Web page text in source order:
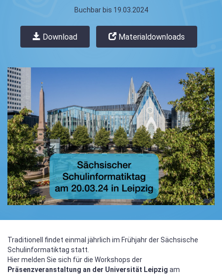
Buchbar bis 19.03.2024
Download Materialdownloads
Traditionell findet einmal jährlich im Frühjahr der Sächsische
Schulinformatiktag statt.
Hier melden Sie sich für die Workshops der
Präsenzveranstaltung an der Universität Leipzig am